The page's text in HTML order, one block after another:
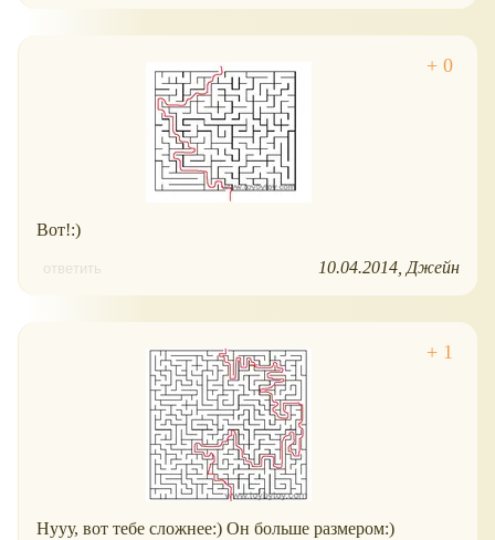
Вот!:)
ответить 10.04.2014 Джейн
Нууу, вот тебе сложнее:) Он больше размером:)